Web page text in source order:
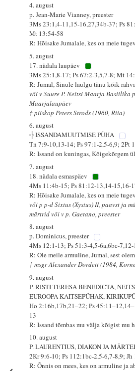
4. august
p. Jean-Marie Vianney, preester
3Ms 23:1,4-11,15-16,27,34b-37; Ps
Mt 13:54-58
R: Hõisake Jumalale, kes on meie
5. august
17. nädala laupäev
3Ms 25:1,8-17; Ps 67:2-3,5,7-8; Mt
R: Jumal, Sinule laulgu tänu kõik
või v Suure P. Neitsi Maarja Basiilika
Maarjalaupäev
† piiskop Peters Strods (1960, Riia)
6. august
╬ ISSANDAMUUTMISE PÜHA
Tn 7:9-10,13-14; Ps 97:1-2,5-6,9; 2Pt
R: Issand on kuningas, Kõigekõrgem
7. august
18. nädala esmaspäev
4Ms 11:4b-15; Ps 81:12-13,14-15,16-
R: Hõisake Jumalale, kes on meie
või p p-d Sixtus (Xystus) II, paavst ja
märtrid või v p. Gaetano, preester
8. august
p. Dominicus, preester
4Ms 12:1-13; Ps 51:3-4,5-6a,6bc-
R: Ole meile armuline, Jumal, sest
† msgr Alexander Dordett (1984,
9. august
P. RISTI TERESA BENEDICTA,
EUROOPA KAITSEPÜHAK,
Ho 2:16b,17b,21–22; Ps
13
R: Issand tõmbas mu välja kõigist mu
10. august
P. LAURENTIUS, DIAKON JA
2Kr 9:6-10; Ps 112:1bc-2,5-6,7-8,9; Jh
R: Õnnis on mees, kes on armuline ja